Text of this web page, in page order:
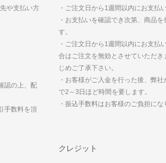
や支払い方
・ご注文日から1週間以内にお支払
・お支払いを確認でき次第、商品を
す。
・ご注文日から1週間以内にお支払
合はご注文を無効とさせていただき
じめご了承下さい。
・お客様がご入金を行った後、弊社
で2～3日ほど時間を要します。
・振込手数料はお客様のご負担にな
認の上、配
手数料を頂
クレジット